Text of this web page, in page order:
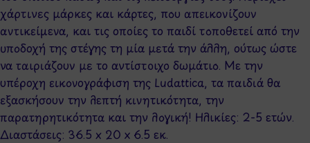
χάρτινες μάρκες και κάρτες, που απεικονίζουν
αντικείμενα, και τις οποίες το παιδί τοποθετεί από την
υποδοχή της στέγης τη μία μετά την άλλη, ούτως ώστε
να ταιριάζουν με το αντίστοιχο δωμάτιο. Με την
υπέροχη εικονογράφιση της Ludattica, τα παιδιά θα
εξασκήσουν την λεπτή κινητικότητα, την
παρατηρητικότητα και την λογική! Ηλικίες: 2-5 ετών.
Διαστάσεις: 36.5 x 20 x 6.5 εκ.